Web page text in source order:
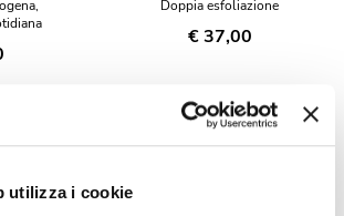
utilizza i cookie
Doppia esfoliazione
€ 37,00